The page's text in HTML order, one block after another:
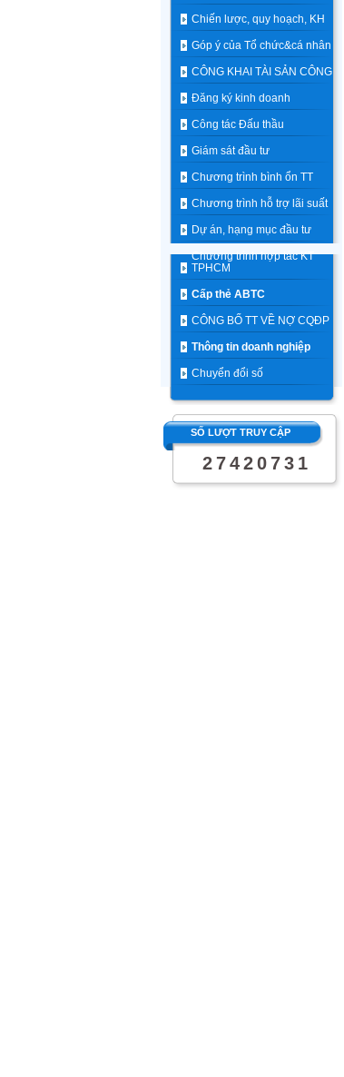
Chiến lược, quy hoạch, KH
Góp ý của Tổ chức&cá nhân
CÔNG KHAI TÀI SẢN CÔNG
Đăng ký kinh doanh
Công tác Đấu thầu
Giám sát đầu tư
Chương trình bình ổn TT
Chương trình hỗ trợ lãi suất
Dự án, hạng mục đầu tư
Chương trình hợp tác KT
TPHCM
Cấp thẻ ABTC
CÔNG BỐ TT VỀ NỢ CQĐP
Thông tin doanh nghiệp
Chuyển đổi số
SỐ LƯỢT TRUY CẬP
2 7 4 2 0 7 3 1